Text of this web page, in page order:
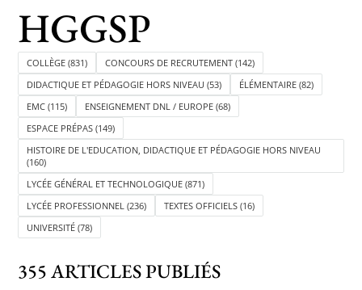
Toutes les actualités
Les rendez-vous de l’APHG
Concours de recrutement
Concours scolaires
Conférences, tables rondes
Critique d’ouvrages publiés
Culture
HGGSP
COLLÈGE(831) CONCOURS DE RECRUTEMENT(142)
DIDACTIQUE ET PÉDAGOGIE HORS NIVEAU(53) ÉLÉMENTAIRE(82)
EMC(115) ENSEIGNEMENT DNL / EUROPE(68)
ESPACE PRÉPAS(149)
HISTOIRE DE L'EDUCATION, DIDACTIQUE ET PÉDAGOGIE HORS NIVEAU
(160)
LYCÉE GÉNÉRAL ET TECHNOLOGIQUE(871)
LYCÉE PROFESSIONNEL(236) TEXTES OFFICIELS(16)
UNIVERSITÉ(78)
355 ARTICLES PUBLIÉS